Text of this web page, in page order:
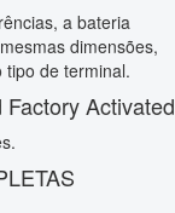
a bateria
dimensões,
tipo de terminal.
Activated